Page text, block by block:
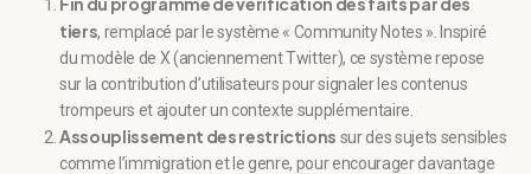
tiers, remplacé par le système « Community Notes ». Inspiré
du modèle de X (anciennement Twitter), ce système repose
sur la contribution d’utilisateurs pour signaler les contenus
trompeurs et ajouter un contexte supplémentaire.
Assouplissement des restrictions sur des sujets sensibles
comme l’immigration et le genre, pour encourager davantage